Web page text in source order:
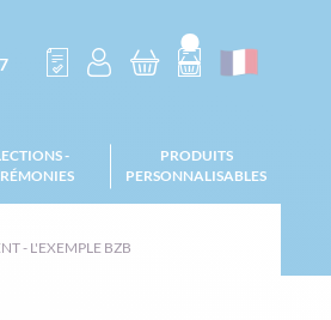
-
PRODUITS
PERSONNALISABLES
- L'EXEMPLE BZB